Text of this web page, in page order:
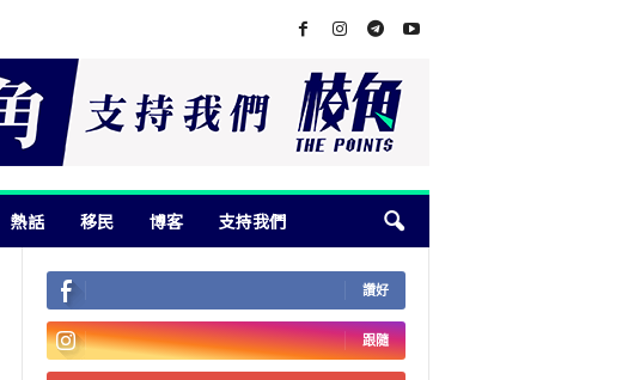
熱話 移民 博客 支持我們
讚好
跟隨